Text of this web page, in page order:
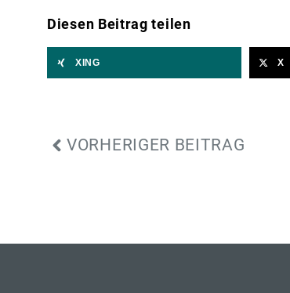
Diesen Beitrag teilen
XING X
VORHERIGER BEITRAG